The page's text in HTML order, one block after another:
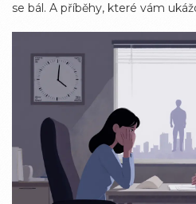
se bál. A příběhy, které vám